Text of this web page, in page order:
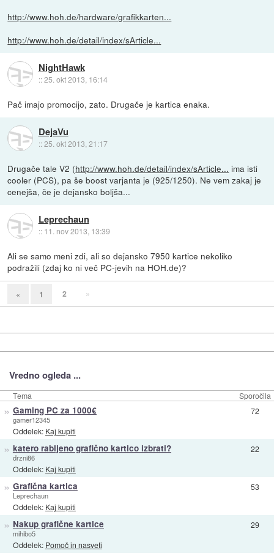
http://www.hoh.de/hardware/grafikkarten...
http://www.hoh.de/detail/index/sArticle...
NightHawk
::25. okt 2013, 16:14
Pač imajo promocijo, zato. Drugače je kartica enaka.
DejaVu
::25. okt 2013, 21:17
Drugače tale V2 (http://www.hoh.de/detail/index/sArticle... ima isti
cooler (PCS), pa še boost varjanta je (925/1250). Ne vem zakaj je
cenejša, če je dejansko boljša...
Leprechaun
:: 11. nov 2013, 13:39
Ali se samo meni zdi, ali so dejansko 7950 kartice nekoliko
podražili (zdaj ko ni več PC-jevih na HOH.de)?
« 1 2 »
Vredno ogleda ...
Tema Sporočila
» Gaming PC za 1000€
gamer12345
Oddelek: Kaj kupiti
72
» katero rabljeno grafično kartico izbrati?
drzni86
Oddelek: Kaj kupiti
22
» Grafična kartica
Leprechaun
Oddelek: Kaj kupiti
53
» Nakup grafične kartice
mihibo5
Oddelek: Pomoč in nasveti
29